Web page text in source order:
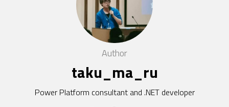
Author
taku_ma_ru
Power Platform consultant and .NET developer